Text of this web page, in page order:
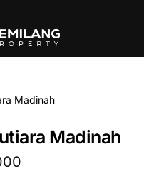
Madinah